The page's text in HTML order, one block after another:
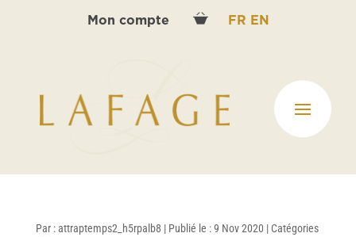
Mon compte FR EN
Par :attraptemps2_h5rpalb8 | Publié le : 9 Nov 2020 | Catégories